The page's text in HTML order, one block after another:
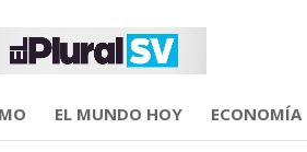
EL MUNDO HOY ECONOMÍA